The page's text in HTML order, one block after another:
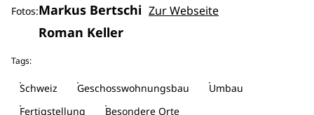
Fotos:Markus Bertschi Zur Webseite
Roman Keller
Tags:
Schweiz Geschosswohnungsbau
Umbau
Fertigstellung
Besondere Orte